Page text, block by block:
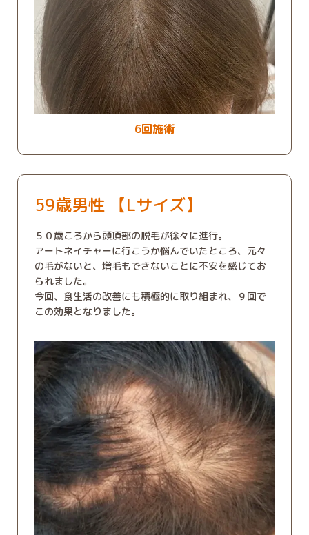
6回施術
59歳男性 【Lサイズ】
５０歳ころから頭頂部の脱毛が徐々に進行。
アートネイチャーに行こうか悩んでいたところ、元々
の毛がないと、増毛もできないことに不安を感じてお
られました。
今回、食生活の改善にも積極的に取り組まれ、９回で
この効果となりました。